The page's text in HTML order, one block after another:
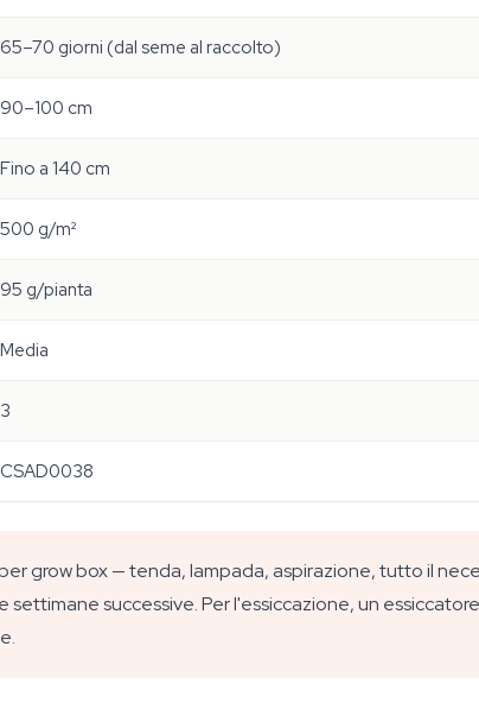
65–70 giorni (dal seme al raccolto)
90–100 cm
Fino a 140 cm
500 g/m²
95 g/pianta
Media
3
CSAD0038
grow box — tenda, lampada, aspirazione, tutto il
successive. Per l'essiccazione, un